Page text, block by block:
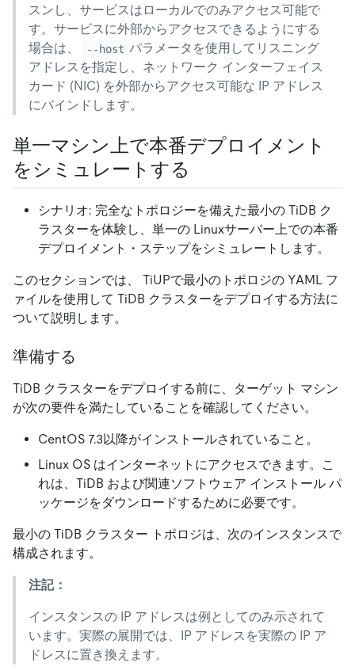
スンし、サービスはローカルでのみアクセス可能で
す。サービスに外部からアクセスできるようにする
場合は、
--host パラメータを使用してリスニング
アドレスを指定し、ネットワーク インターフェイス
カード (NIC) を外部からアクセス可能な IP アドレス
にバインドします。
単一マシン上で本番デプロイメント
をシミュレートする
シナリオ: 完全なトポロジーを備えた最小の TiDB ク
ラスターを体験し、単一の Linuxサーバー上での本番
デプロイメント・ステップをシミュレートします。
このセクションでは、 TiUPで最小のトポロジの YAML フ
ァイルを使用して TiDB クラスターをデプロイする方法に
ついて説明します。
準備する
TiDB クラスターをデプロイする前に、ターゲット マシン
が次の要件を満たしていることを確認してください。
CentOS 7.3以降がインストールされていること。
Linux OS はインターネットにアクセスできます。こ
れは、TiDB および関連ソフトウェア インストール パ
ッケージをダウンロードするために必要です。
最小の TiDB クラスター トポロジは、次のインスタンスで
構成されます。
注記：
インスタンスの IP アドレスは例としてのみ示されて
います。実際の展開では、IP アドレスを実際の IP ア
ドレスに置き換えます。